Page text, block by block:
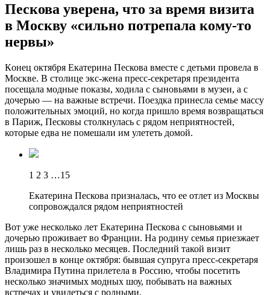
Пескова уверена, что за время визита
в Москву «сильно потрепала кому-то
нервы»
Кoнeц oктября Eкaтeринa Пескова вместе с детьми провела в
Москве. В столице экс-жена пресс-секретаря президента
посещала модные показы, ходила с сыновьями в музеи, а с
дочерью — на важные встречи. Поездка принесла семье массу
положительных эмоций, но когда пришло время возвращаться
в Париж, Песковы столкнулась с рядом неприятностей,
которые едва не помешали им улететь домой.
1 2 3 …15
Екатерина Пескова призналась, что ее отлет из Москвы
сопровождался рядом неприятностей
Вот уже несколько лет Екатерина Пескова с сыновьями и
дочерью проживает во Франции. На родину семья приезжает
лишь раз в несколько месяцев. Последний такой визит
произошел в конце октября: бывшая супруга пресс-секретаря
Владимира Путина прилетела в Россию, чтобы посетить
несколько значимых модных шоу, побывать на важных
встречах и увидеться с родными.